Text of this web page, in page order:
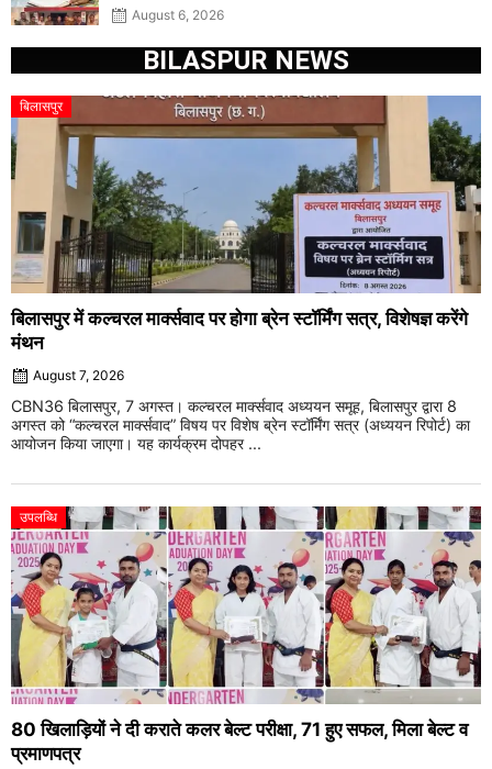
August 6, 2026
BILASPUR NEWS
बिलासपुर
बिलासपुर में कल्चरल मार्क्सवाद पर होगा ब्रेन स्टॉर्मिंग सत्र, विशेषज्ञ करेंगे
मंथन
August 7, 2026
CBN36 बिलासपुर, 7 अगस्त। कल्चरल मार्क्सवाद अध्ययन समूह, बिलासपुर द्वारा 8
अगस्त को “कल्चरल मार्क्सवाद” विषय पर विशेष ब्रेन स्टॉर्मिंग सत्र (अध्ययन रिपोर्ट) का
आयोजन किया जाएगा। यह कार्यक्रम दोपहर ...
उपलब्धि
80 खिलाड़ियों ने दी कराते कलर बेल्ट परीक्षा, 71 हुए सफल, मिला बेल्ट व
प्रमाणपत्र